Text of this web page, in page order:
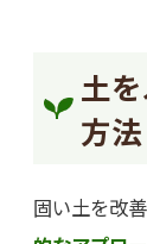
土
方法
固い土を改